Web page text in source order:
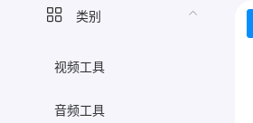
类别
视频工具
音频工具